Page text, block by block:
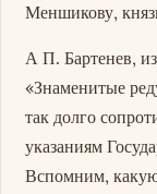
Меншикову,
А П. Бартенев,
«Знаменитые
так долго
указаниям
Вспомним,